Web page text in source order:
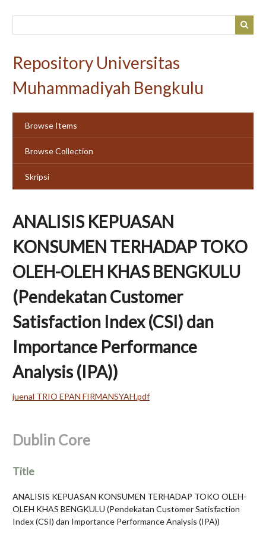
Repository Universitas
Muhammadiyah Bengkulu
Browse Items
Browse Collection
Skripsi
ANALISIS KEPUASAN
KONSUMEN TERHADAP TOKO
OLEH-OLEH KHAS BENGKULU
(Pendekatan Customer
Satisfaction Index (CSI) dan
Importance Performance
Analysis (IPA))
juenal TRIO EPAN FIRMANSYAH.pdf
Dublin Core
Title
ANALISIS KEPUASAN KONSUMEN TERHADAP TOKO OLEH-
OLEH KHAS BENGKULU (Pendekatan Customer Satisfaction
Index (CSI) dan Importance Performance Analysis (IPA))